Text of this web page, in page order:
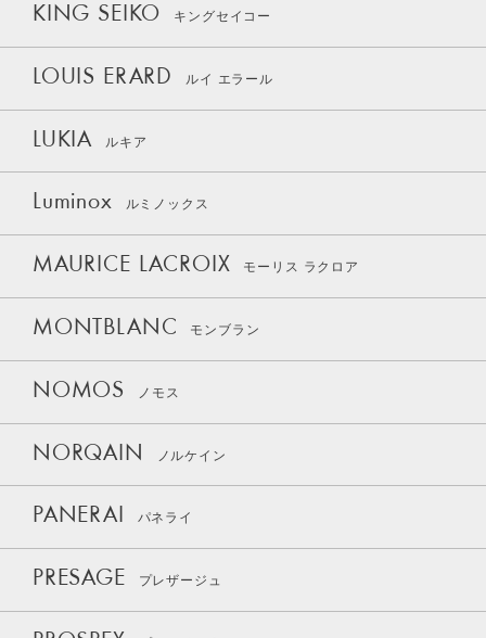
KING SEIKO キングセイコー
LOUIS ERARD ルイ エラール
LUKIA ルキア
Luminox ルミノックス
MAURICE LACROIX モーリス ラクロア
MONTBLANC モンブラン
NOMOS ノモス
NORQAIN ノルケイン
PANERAI パネライ
PRESAGE プレザージュ